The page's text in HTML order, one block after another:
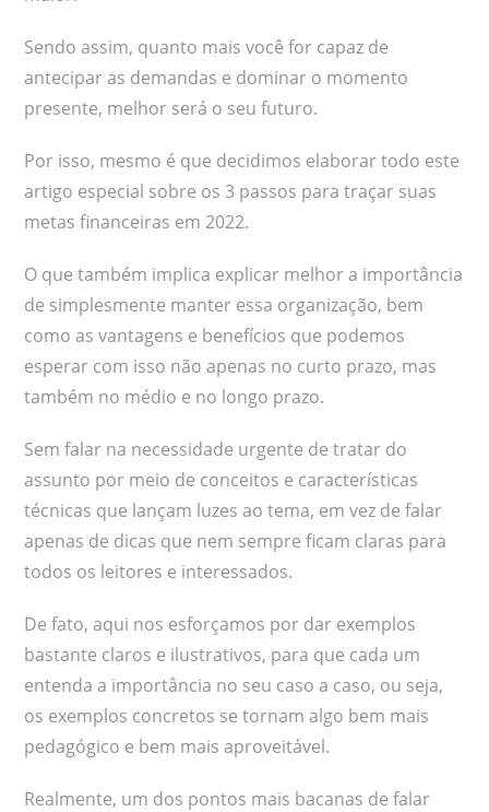
Sendo assim, quanto mais você for capaz de
antecipar as demandas e dominar o momento
presente, melhor será o seu futuro.
Por isso, mesmo é que decidimos elaborar todo este
artigo especial sobre os 3 passos para traçar suas
metas financeiras em 2022.
O que também implica explicar melhor a importância
de simplesmente manter essa organização, bem
como as vantagens e benefícios que podemos
esperar com isso não apenas no curto prazo, mas
também no médio e no longo prazo.
Sem falar na necessidade urgente de tratar do
assunto por meio de conceitos e características
técnicas que lançam luzes ao tema, em vez de falar
apenas de dicas que nem sempre ficam claras para
todos os leitores e interessados.
De fato, aqui nos esforçamos por dar exemplos
bastante claros e ilustrativos, para que cada um
entenda a importância no seu caso a caso, ou seja,
os exemplos concretos se tornam algo bem mais
pedagógico e bem mais aproveitável.
Realmente, um dos pontos mais bacanas de falar